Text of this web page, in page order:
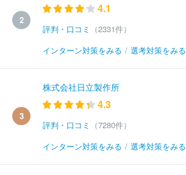
2
4.1
評判・口コミ
（2331件）
インターン対策をみる / 選考対策をみる
3
株式会社日立製作所
4.3
評判・口コミ
（7280件）
インターン対策をみる / 選考対策をみる